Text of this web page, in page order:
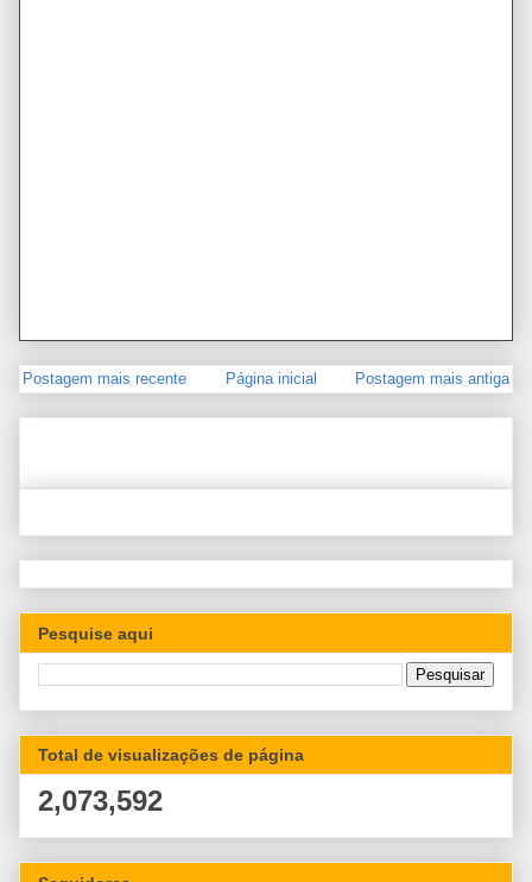
Postagem mais recente Postagem mais antiga
Página inicial
Pesquise aqui
Total de visualizações de página
2,073,592